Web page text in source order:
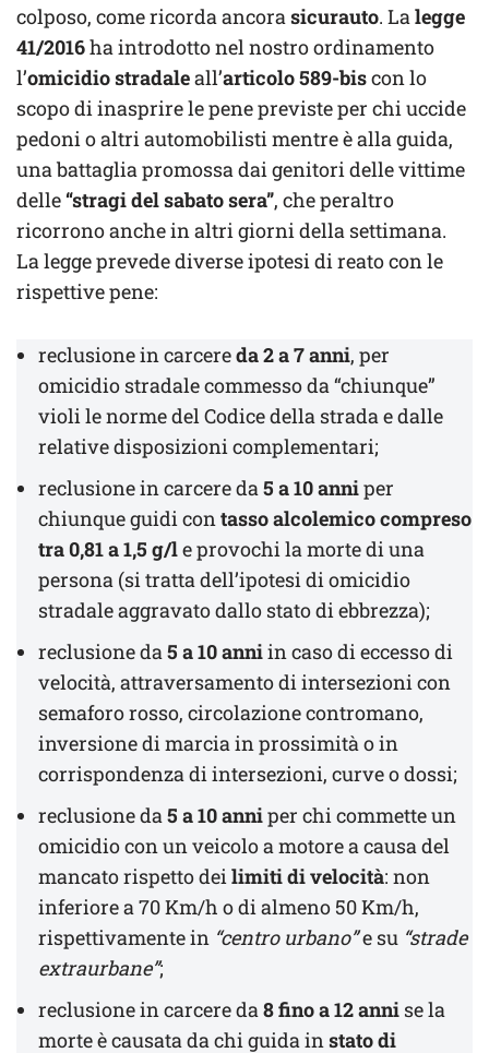
colposo, come ricorda ancora sicurauto. La legge
41/2016ha introdotto nel nostro ordinamento
l’omicidio stradaleall’articolo 589-biscon lo
scopo di inasprire le pene previste per chi uccide
pedoni o altri automobilisti mentre è alla guida,
una battaglia promossa dai genitori delle vittime
delle“stragi del sabato sera”, che peraltro
ricorrono anche in altri giorni della settimana.
La legge prevede diverse ipotesi di reato con le
rispettive pene:
reclusione in carcereda 2 a 7 anni, per
omicidio stradale commesso da “chiunque”
violi le norme del Codice della strada e dalle
relative disposizioni complementari;
reclusione in carcere da 5 a 10 anniper
chiunque guidi con tasso alcolemico compreso
tra 0,81 a 1,5 g/le provochi la morte di una
persona (si tratta dell’ipotesi di omicidio
stradale aggravato dallo stato di ebbrezza);
reclusione da 5 a 10 anniin caso di eccesso di
velocità, attraversamento di intersezioni con
semaforo rosso, circolazione contromano,
inversione di marcia in prossimità o in
corrispondenza di intersezioni, curve o dossi;
reclusione da 5 a 10 anniper chi commette un
omicidio con un veicolo a motore a causa del
mancato rispetto dei limiti di velocità: non
inferiore a 70 Km/h o di almeno 50 Km/h,
rispettivamente in “centro urbano”e su “strade
extraurbane”;
reclusione in carcere da 8 fino a 12 anni se la
morte è causata da chi guida in stato di